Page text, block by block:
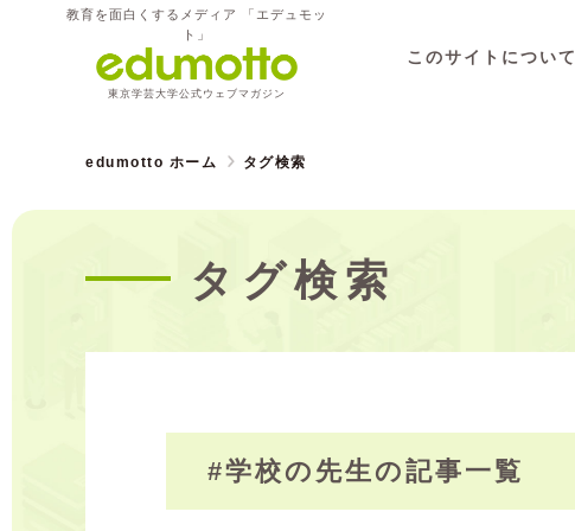
教育を面白くするメディア 「エデュモッ
ト」
東京学芸大学公式ウェブマガジン
このサイトについて
edumotto ホーム タグ検索
タグ検索
#学校の先生の記事一覧